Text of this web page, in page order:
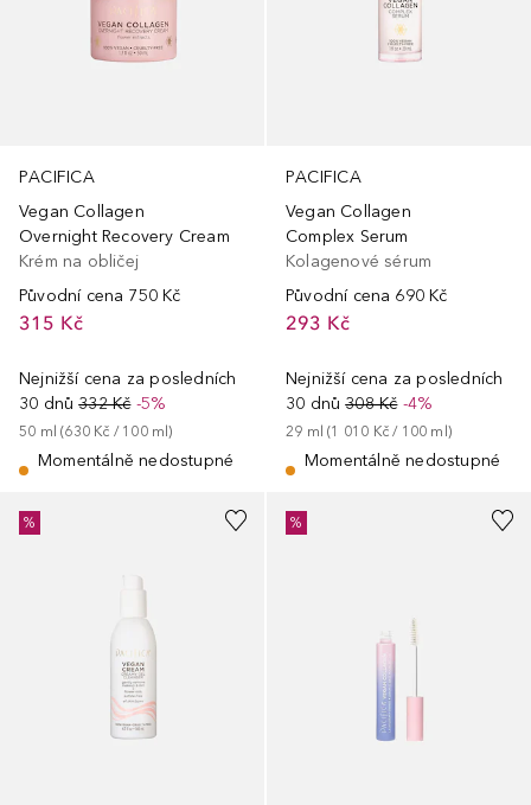
PACIFICA
Vegan Collagen
Overnight Recovery Cream
Krém na obličej
Původní cena 750 Kč
315 Kč
Nejnižší cena za posledních
30 dnů 332 Kč-5%
50 ml (630 Kč / 100 ml)
Momentálně nedostupné
PACIFICA
Vegan Collagen
Complex Serum
Kolagenové sérum
Původní cena 690 Kč
293 Kč
Nejnižší cena za posledních
30 dnů 308 Kč-4%
29 ml (1 010 Kč / 100 ml )
Momentálně nedostupné
% %